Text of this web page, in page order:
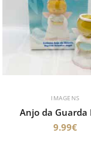
IMAGENS
Anjo da Guarda
9.99€